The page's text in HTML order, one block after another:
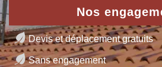
Nos
Devis et déplacement gratuits
Sans engagement